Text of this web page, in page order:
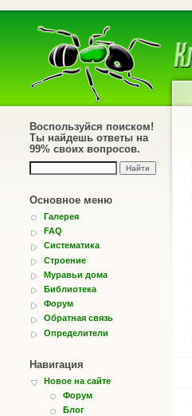
Воспользуйся поиском!
Ты найдешь ответы на
99% своих вопросов.
Основное меню
Галерея
FAQ
Систематика
Строение
Муравьи дома
Библиотека
Форум
Обратная связь
Определители
Навигация
Новое на сайте
Форум
Блог